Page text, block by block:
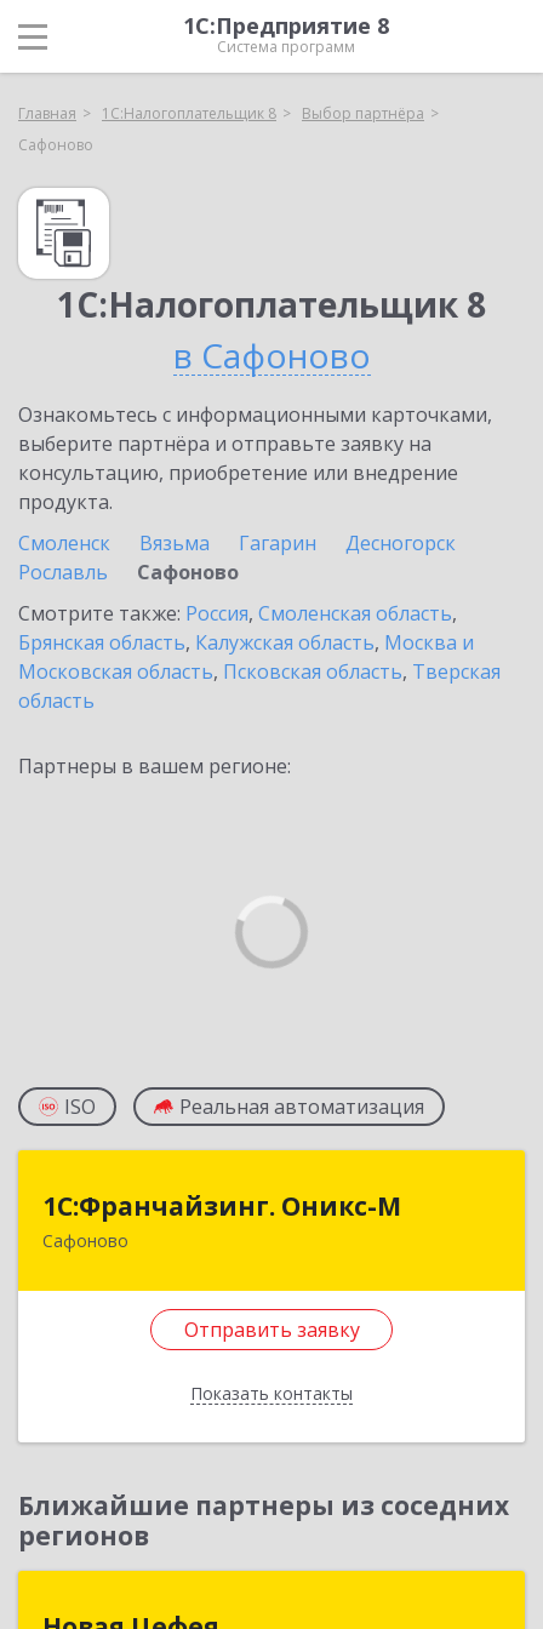
1С:Предприятие 8
Система программ
Главная 1С:Налогоплательщик 8
Выбор партнёра
Сафоново
1С:Налогоплательщик 8
в Сафоново
Ознакомьтесь с информационными карточками,
выберите партнёра и отправьте заявку на
консультацию, приобретение или внедрение
продукта.
Смоленск
Вязьма Гагарин
Десногорск
Рославль
Сафоново
Смотрите также: Россия, Смоленская область,
Брянская область, Калужская область, Москва и
Московская область, Псковская область, Тверская
область
Партнеры в вашем регионе:
ISO Реальная автоматизация
1С:Франчайзинг. Оникс-М
Сафоново
Отправить заявку
Показать контакты
1С:Франчайзинг. Оникс-М
215500, Смоленская обл, Сафоновский р-н,
Отправить заявку
Назад
Ближайшие партнеры из соседних
регионов